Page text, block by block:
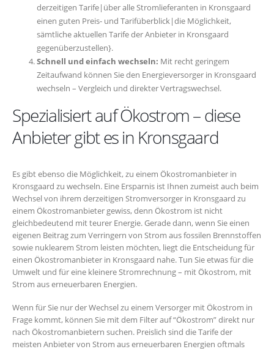
derzeitigen Tarife|über alle Stromlieferanten in Kronsgaard
einen guten Preis- und Tarifüberblick|die Möglichkeit,
sämtliche aktuellen Tarife der Anbieter in Kronsgaard
gegenüberzustellen}.
Schnell und einfach wechseln: Mit recht geringem
Zeitaufwand können Sie den Energieversorger in Kronsgaard
wechseln – Vergleich und direkter Vertragswechsel.
Spezialisiert auf Ökostrom – diese
Anbieter gibt es in Kronsgaard
Es gibt ebenso die Möglichkeit, zu einem Ökostromanbieter in
Kronsgaard zu wechseln. Eine Ersparnis ist Ihnen zumeist auch beim
Wechsel von ihrem derzeitigen Stromversorger in Kronsgaard zu
einem Ökostromanbieter gewiss, denn Ökostrom ist nicht
gleichbedeutend mit teurer Energie. Gerade dann, wenn Sie einen
eigenen Beitrag zum Verringern von Strom aus fossilen Brennstoffen
sowie nuklearem Strom leisten möchten, liegt die Entscheidung für
einen Ökostromanbieter in Kronsgaard nahe. Tun Sie etwas für die
Umwelt und für eine kleinere Stromrechnung – mit Ökostrom, mit
Strom aus erneuerbaren Energien.
Wenn für Sie nur der Wechsel zu einem Versorger mit Ökostrom in
Frage kommt, können Sie mit dem Filter auf “Ökostrom” direkt nur
nach Ökostromanbietern suchen. Preislich sind die Tarife der
meisten Anbieter von Strom aus erneuerbaren Energien oftmals